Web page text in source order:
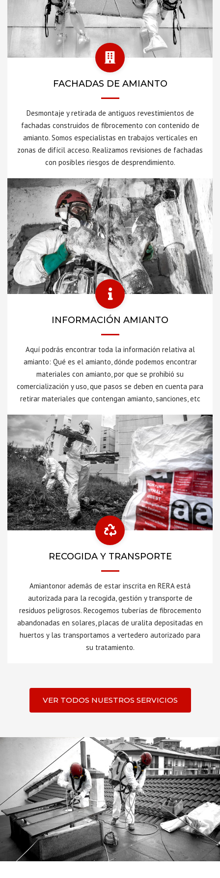
FACHADAS DE AMIANTO
Desmontaje y retirada de antiguos revestimientos de
fachadas construidos de fibrocemento con contenido de
amianto. Somos especialistas en trabajos verticales en
zonas de difícil acceso. Realizamos revisiones de fachadas
con posibles riesgos de desprendimiento.
INFORMACIÓN AMIANTO
Aquí podrás encontrar toda la información relativa al
amianto: Qué es el amianto, dónde podemos encontrar
materiales con amianto, por que se prohibió su
comercialización y uso, que pasos se deben en cuenta para
retirar materiales que contengan amianto, sanciones, etc
RECOGIDA Y TRANSPORTE
Amiantonor además de estar inscrita en RERA está
autorizada para la recogida, gestión y transporte de
residuos peligrosos. Recogemos tuberías de fibrocemento
abandonadas en solares, placas de uralita depositadas en
huertos y las transportamos a vertedero autorizado para
su tratamiento.
VER TODOS NUESTROS SERVICIOS